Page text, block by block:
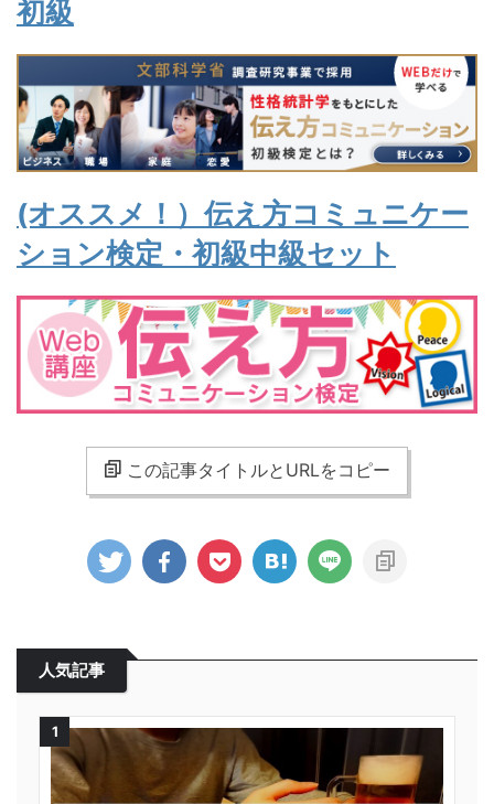
初級
(オススメ ！ ）伝え方コミュニケー
ション検定・初級中級セット
この記事タイトルとURLをコピー
人気記事
1